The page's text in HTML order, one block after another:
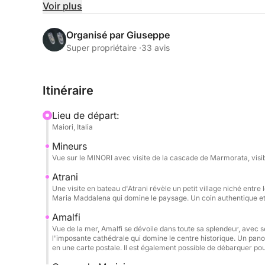
combinant navigation panoramique, baignades
Au cours de la journée, vous naviguerez le long
la Méditerranée, admirant Amalfi, Praiano et
pourrez vous détendre sur les confortables
Le bateau offre tout le confort nécessaire pour
douche d'eau douce, une chaîne stéréo
réfrigérateur. Ce bateau peut accueillir jusqu'à 6
groupes d'amis.
Le prix comprend le bateau, le carburant, le
plage. Vous pourrez ainsi vous concentrer
Cette expérience est idéale pour découvrir la
authentique, détendue et inoubliable, et créer
Voir plus
Organisé par Giuseppe
Super propriétaire ·33 avis
Itinéraire
Lieu de départ:
Maiori, Italia
Mineurs
Vue sur le MINORI avec visite de la cascade de Marmorata,
Atrani
Une visite en bateau d'Atrani révèle un petit village niché
Maria Maddalena qui domine le paysage. Un coin authentique
Amalfi
Vue de la mer, Amalfi se dévoile dans toute sa splendeur,
l'imposante cathédrale qui domine le centre historique. Un
en une carte postale. Il est également possible de débarquer